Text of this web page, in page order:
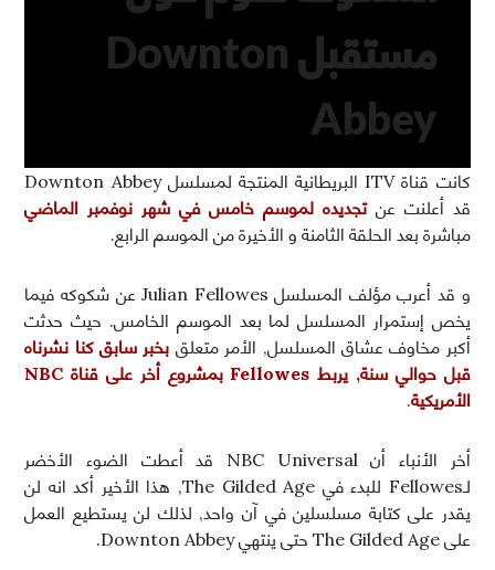
مستقبل Downton
Abbey
كانت قناة ITV البريطانية المنتجة لمسلسل Downton Abbey
قد أعلنت عنتجديده لموسم خامس في شهر نوفمبر الماضي
مباشرة بعد الحلقة الثامنة و الأخيرة من الموسم الرابع.
و قد أعرب مؤلف المسلسل Julian Fellowes عن شكوكه فيما
يخص إستمرار المسلسل لما بعد الموسم الخامس. حيث حدثت
أكبر مخاوف عشاق المسلسل, الأمر متعلق بخبر سابق كنا نشرناه
قبل حوالي سنة, يربط Fellowes بمشروع أخر على قناة NBC
الأمريكية.
أخر الأنباء أن NBC Universal قد أعطت الضوء الأخضر
لـFellowes للبدء في The Gilded Age, هذا الأخير أكد انه لن
يقدر على كتابة مسلسلين في آن واحد, لذلك لن يستطيع العمل
على The Gilded Age حتى ينتهي Downton Abbey.